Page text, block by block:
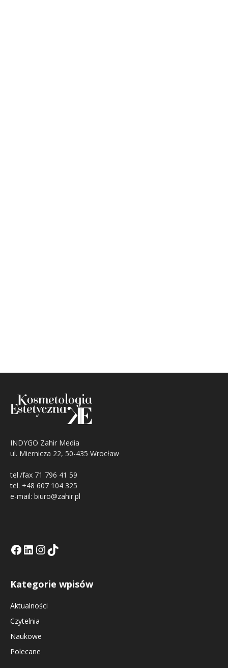
INDYGO Zahir Media
ul. Miernicza 22, 50-435 Wrocław
tel./fax 71 796 41 59
tel. +48 607 104 325
e-mail: biuro@zahir.pl
Facebook
LinkedIn
Tik Tok KEInstagramm KE
Kategorie wpisów
Aktualności
Czytelnia
Naukowe
Polecane